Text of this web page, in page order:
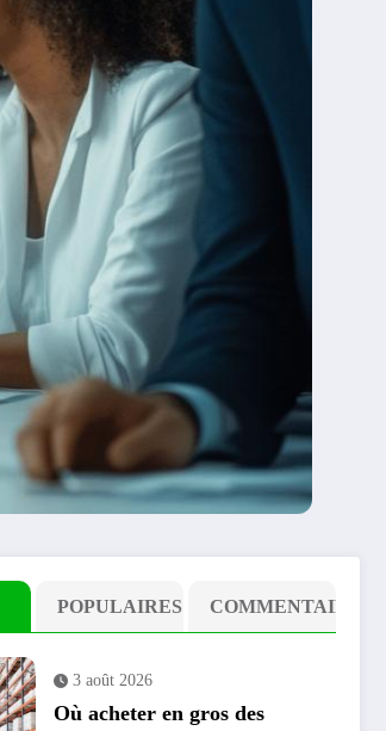
POPULAIRES COMMENTAIRE
3 août 2026
Où acheter en gros des